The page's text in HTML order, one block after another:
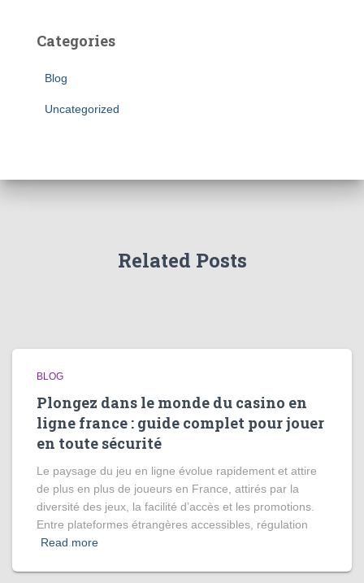
Categories
Blog
Uncategorized
Related Posts
BLOG
Plongez dans le monde du casino en
ligne france : guide complet pour jouer
en toute sécurité
Le paysage du jeu en ligne évolue rapidement et attire
de plus en plus de joueurs en France, attirés par la
diversité des jeux, la facilité d’accès et les promotions.
Entre plateformes étrangères accessibles, régulation
Read more